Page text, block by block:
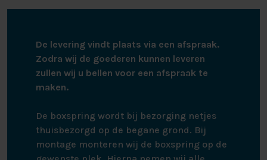
De levering vindt plaats via een afspraak.
Zodra wij de goederen kunnen leveren
zullen wij u bellen voor een afspraak te
maken.
De boxspring wordt bij bezorging netjes
thuisbezorgd op de begane grond. Bij
montage monteren wij de boxspring op de